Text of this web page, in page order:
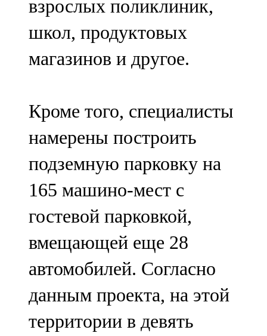
взрослых поликлиник,
школ, продуктовых
магазинов и другое.
Кроме того, специалисты
намерены построить
подземную парковку на
165 машино-мест с
гостевой парковкой,
вмещающей еще 28
автомобилей. Согласно
данным проекта, на этой
территории в девять